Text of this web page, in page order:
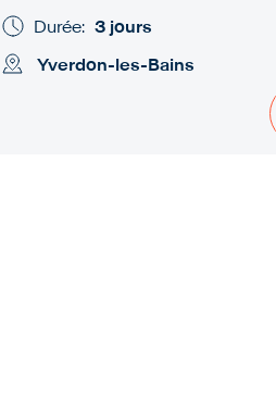
Durée: 3 jours
Yverdon-les-Bains